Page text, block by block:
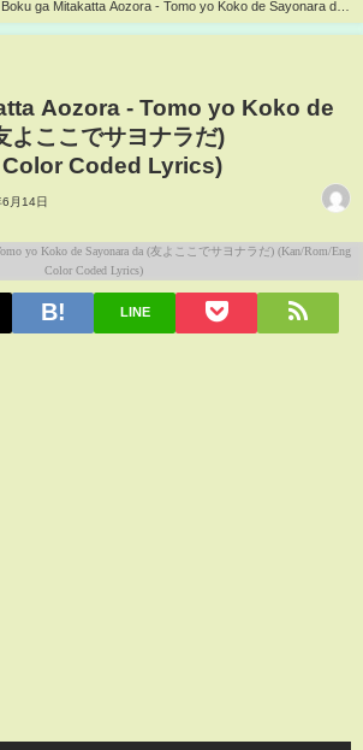
Boku ga Mitakatta Aozora - Tomo yo Koko de Sayonara da
Rom/Eng Color Coded Lyrics)
Aozora - Tomo yo Koko de
ここでサヨナラだ)
Coded Lyrics)
月14日
LINE